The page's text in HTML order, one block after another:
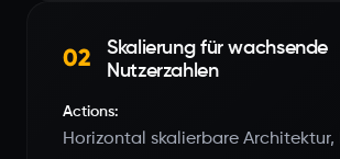
02
Skalierung für wachsende
Nutzerzahlen
Actions:
Horizontal skalierbare Architektur,